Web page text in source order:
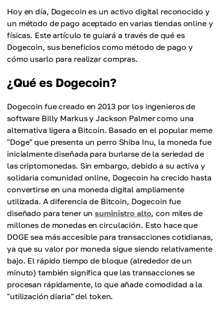
Hoy en día, Dogecoin es un activo digital reconocido y
un método de pago aceptado en varias tiendas online y
físicas. Este artículo te guiará a través de qué es
Dogecoin, sus beneficios como método de pago y
cómo usarlo para realizar compras.
¿Qué es Dogecoin?
Dogecoin fue creado en 2013 por los ingenieros de
software Billy Markus y Jackson Palmer como una
alternativa ligera a Bitcoin. Basado en el popular meme
"Doge" que presenta un perro Shiba Inu, la moneda fue
inicialmente diseñada para burlarse de la seriedad de
las criptomonedas. Sin embargo, debido a su activa y
solidaria comunidad online, Dogecoin ha crecido hasta
convertirse en una moneda digital ampliamente
utilizada. A diferencia de Bitcoin, Dogecoin fue
diseñado para tener unsuministro alto, con miles de
millones de monedas en circulación. Esto hace que
DOGE sea más accesible para transacciones cotidianas,
ya que su valor por moneda sigue siendo relativamente
bajo. El rápido tiempo de bloque (alrededor de un
minuto) también significa que las transacciones se
procesan rápidamente, lo que añade comodidad a la
"utilización diaria" del token.